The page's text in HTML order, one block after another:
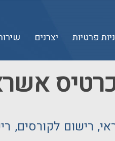
פרטיות יצרנים